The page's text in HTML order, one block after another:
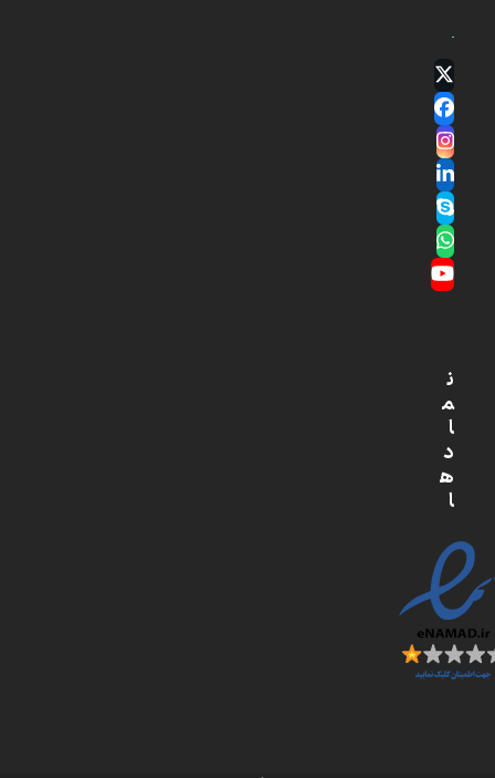
Twitter
(deprecated)
Facebook
Instagram
LinkedIn
Skype
Whatsapp
YouTube
ن
م
ا
د
ه
ا